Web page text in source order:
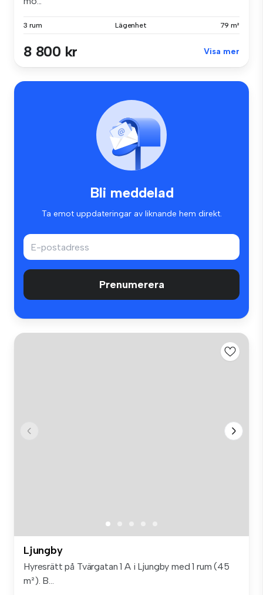
3 rum Lägenhet 79 m²
8 800 kr Visa mer
Bli meddelad
Ta emot uppdateringar av liknande hem direkt.
Prenumerera
Ljungby
Hyresrätt på Tvärgatan 1 A i Ljungby med 1 rum (45
m²). B...